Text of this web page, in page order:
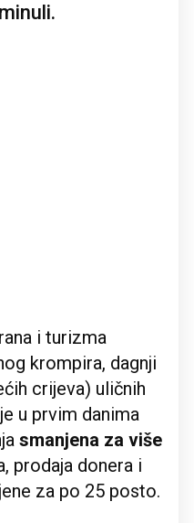
i turizma
krompira, dagnji
crijeva) uličnih
u prvim danima
smanjena za više
prodaja donera i
za po 25 posto.